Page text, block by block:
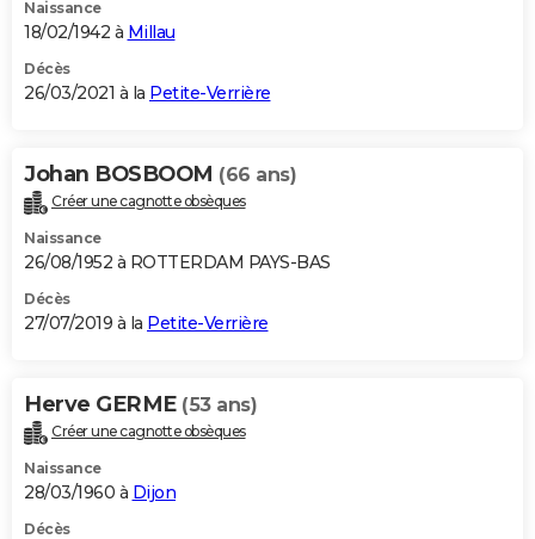
COPAINS D'AVANT
S'inscrire
Se connecter
Lycées
Collèges
Primaires
Universités
Entreprises
Service militaire
Avis de recherche
AVIS DE DÉCÈS
Naissance
18/02/1942 à Millau
Décès
26/03/2021 à la Petite-Verrière
Johan BOSBOOM (66 ans)
Créer une cagnotte obsèques
Naissance
26/08/1952 à ROTTERDAM PAYS-BAS
Décès
27/07/2019 à la Petite-Verrière
Herve GERME (53 ans)
Créer une cagnotte obsèques
Naissance
28/03/1960 à Dijon
Décès